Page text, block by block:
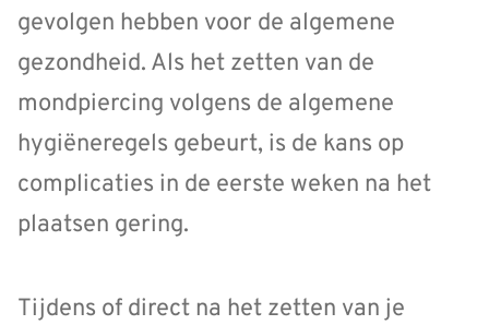
gevolgen hebben voor de algemene
gezondheid. Als het zetten van de
mondpiercing volgens de algemene
hygiëneregels gebeurt, is de kans op
complicaties in de eerste weken na het
plaatsen gering.
Tijdens of direct na het zetten van je